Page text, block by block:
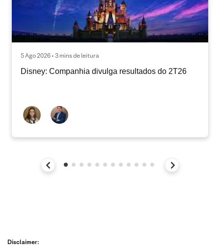
5 Ago 2026 • 3 mins de leitura
Disney: Companhia divulga resultados do 2T26
Disclaimer: